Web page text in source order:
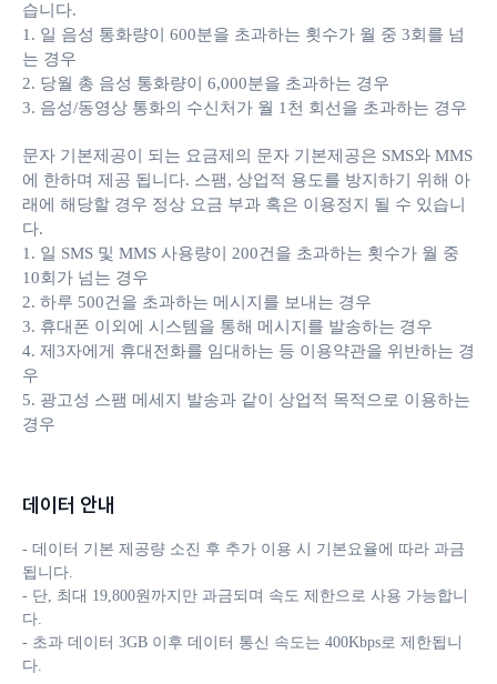
습니다.
1. 일 음성 통화량이 600분을 초과하는 횟수가 월 중 3회를 넘
는 경우
2. 당월 총 음성 통화량이 6,000분을 초과하는 경우
3. 음성/동영상 통화의 수신처가 월 1천 회선을 초과하는 경우
문자 기본제공이 되는 요금제의 문자 기본제공은 SMS와 MMS
에 한하며 제공 됩니다. 스팸, 상업적 용도를 방지하기 위해 아
래에 해당할 경우 정상 요금 부과 혹은 이용정지 될 수 있습니
다.
1. 일 SMS 및 MMS 사용량이 200건을 초과하는 횟수가 월 중
10회가 넘는 경우
2. 하루 500건을 초과하는 메시지를 보내는 경우
3. 휴대폰 이외에 시스템을 통해 메시지를 발송하는 경우
4. 제3자에게 휴대전화를 임대하는 등 이용약관을 위반하는 경
우
5. 광고성 스팸 메세지 발송과 같이 상업적 목적으로 이용하는
경우
데이터 안내
- 데이터 기본 제공량 소진 후 추가 이용 시 기본요율에 따라 과금
됩니다.
- 단, 최대 19,800원까지만 과금되며 속도 제한으로 사용 가능합니
다.
- 초과 데이터 3GB 이후 데이터 통신 속도는 400Kbps로 제한됩니
다.